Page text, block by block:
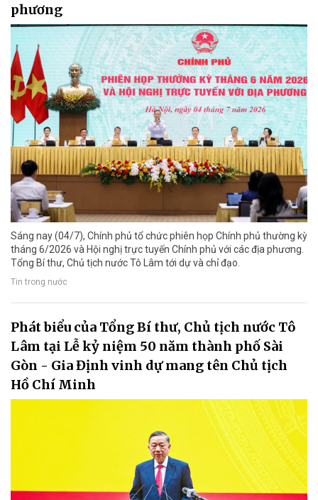
phương
Sáng nay (04/7), Chính phủ tổ chức phiên họp Chính phủ thường kỳ
tháng 6/2026 và Hội nghị trực tuyến Chính phủ với các địa phương.
Tổng Bí thư, Chủ tịch nước Tô Lâm tới dự và chỉ đạo.
Tin trong nước
Phát biểu của Tổng Bí thư, Chủ tịch nước Tô
Lâm tại Lễ kỷ niệm 50 năm thành phố Sài
Gòn - Gia Định vinh dự mang tên Chủ tịch
Hồ Chí Minh